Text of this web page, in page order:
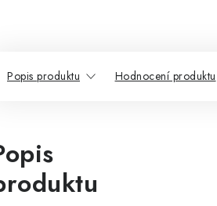
Popis produktu Hodnocení produktu